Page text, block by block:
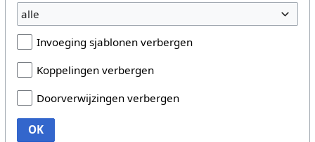
alle
Invoeging sjablonen verbergen
Koppelingen verbergen
Doorverwijzingen verbergen
OK